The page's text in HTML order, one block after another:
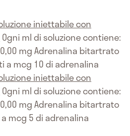
iniettabile con
Ogni ml di soluzione contiene:
mg Adrenalina bitartrato
a mcg 10 di adrenalina
iniettabile con
Ogni ml di soluzione contiene:
mg Adrenalina bitartrato
mcg 5 di adrenalina